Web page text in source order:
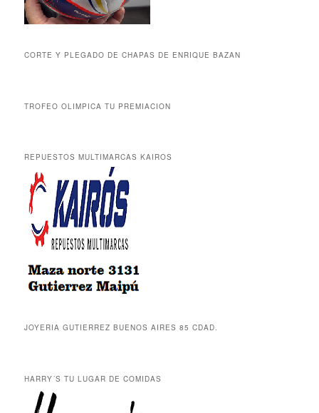
CORTE Y PLEGADO DE CHAPAS DE ENRIQUE BAZAN
TROFEO OLIMPICA TU PREMIACION
REPUESTOS MULTIMARCAS KAIROS
JOYERIA GUTIERREZ BUENOS AIRES 85 CDAD.
HARRY´S TU LUGAR DE COMIDAS